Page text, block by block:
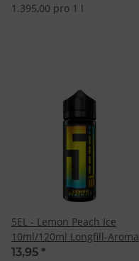
1.395,00 pro 1 l
5EL - Lemon Peach Ice
10ml/120ml Longfill-Aroma
13,95 *